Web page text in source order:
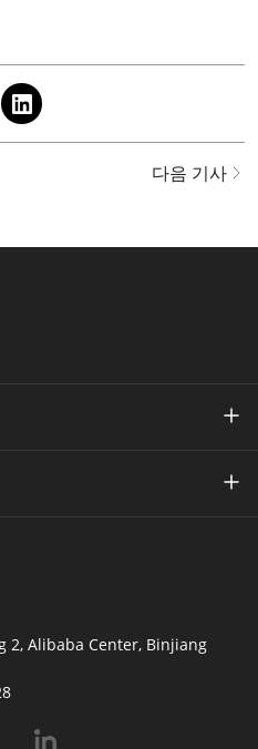
다음 기사
2, Alibaba Center, Binjiang